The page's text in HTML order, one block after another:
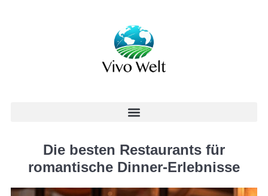
Die besten Restaurants für
romantische Dinner-Erlebnisse